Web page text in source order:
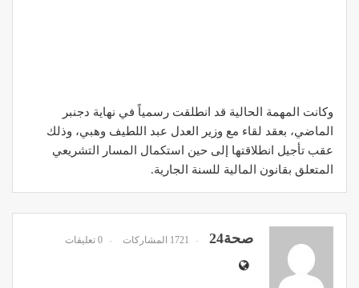
وكانت المهمة الحالية قد انطلقت رسمياً في نهاية دجنبر
الماضي، بعقد لقاء مع وزير العدل عبد اللطيف وهبي، وذلك
عقب تأجيل انطلاقتها إلى حين استكمال المسار التشريعي
المتعلق بقانون المالية للسنة الجارية.
صحة24 1721 المشاركات 0 تعليقات